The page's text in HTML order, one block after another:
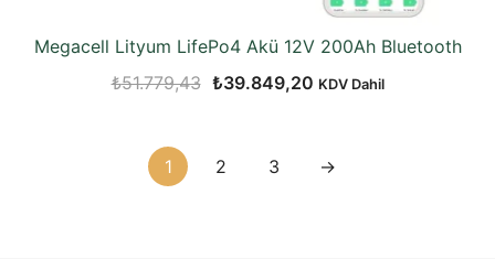
Megacell Lityum LifePo4 Akü 12V 200Ah Bluetooth
₺51.779,43 Orijinal
₺39.849,20Şu
₺39.849,20.
KDV Dahil
1 2 3 →